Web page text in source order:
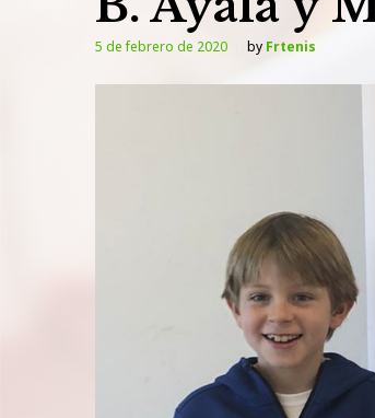
5 de febrero de 2020 by Frtenis